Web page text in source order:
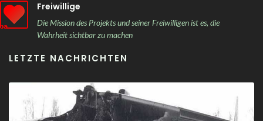
Freiwillige
Die Mission des Projekts und seiner Freiwilligen ist es, die
Wahrheit sichtbar zu machen
LETZTE NACHRICHTEN